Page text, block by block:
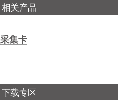
相关产品
集卡
下载专区